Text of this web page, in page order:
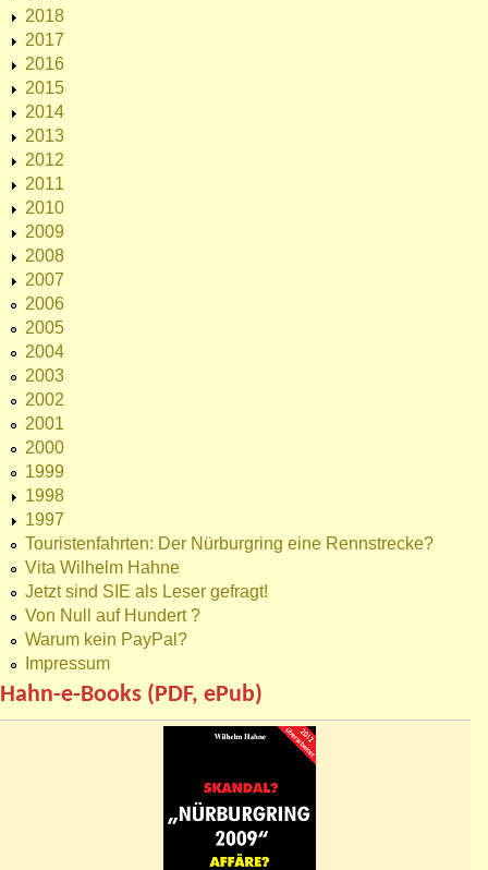
2018
2017
2016
2015
2014
2013
2012
2011
2010
2009
2008
2007
2006
2005
2004
2003
2002
2001
2000
1999
1998
1997
Touristenfahrten: Der Nürburgring eine Rennstrecke?
Vita Wilhelm Hahne
Jetzt sind SIE als Leser gefragt!
Von Null auf Hundert ?
Warum kein PayPal?
Impressum
Hahn-e-Books (PDF, ePub)